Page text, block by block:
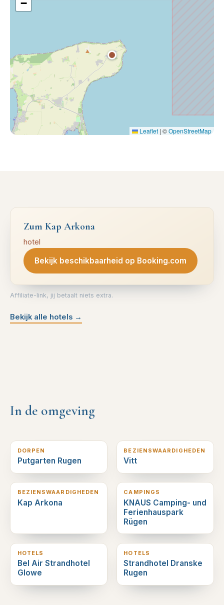
−
Leaflet | ©OpenStreetMap
Zum Kap Arkona
hotel
Bekijk beschikbaarheid op Booking.com
Affiliate-link, jij betaalt niets extra.
Bekijk alle hotels →
In de omgeving
DORPEN
Putgarten Rugen
BEZIENSWAARDIGHEDEN
Vitt
1 km verderop
BEZIENSWAARDIGHEDEN
Kap Arkona
6 km verderop
CAMPINGS
KNAUS Camping- und
Ferienhauspark
Rügen
12 km verderop
HOTELS
Bel Air Strandhotel
Glowe
13 km verderop
HOTELS
Strandhotel Dranske
Rugen